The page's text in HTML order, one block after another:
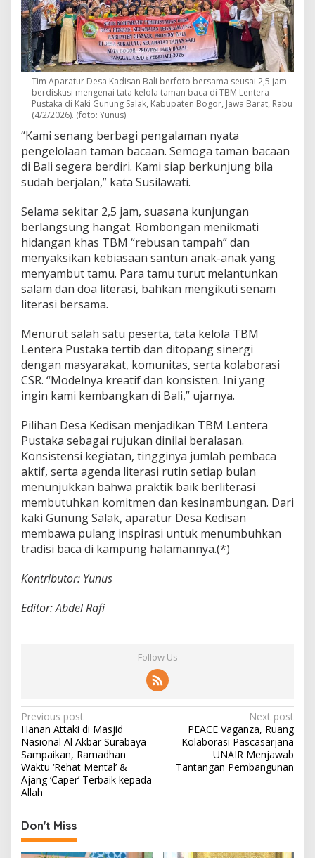
Tim Aparatur Desa Kadisan Bali berfoto bersama seusai 2,5 jam
berdiskusi mengenai tata kelola taman baca di TBM Lentera
Pustaka di Kaki Gunung Salak, Kabupaten Bogor, Jawa Barat, Rabu
(4/2/2026). (foto: Yunus)
“Kami senang berbagi pengalaman nyata
pengelolaan taman bacaan. Semoga taman bacaan
di Bali segera berdiri. Kami siap berkunjung bila
sudah berjalan,” kata Susilawati.
Selama sekitar 2,5 jam, suasana kunjungan
berlangsung hangat. Rombongan menikmati
hidangan khas TBM “rebusan tampah” dan
menyaksikan kebiasaan santun anak-anak yang
menyambut tamu. Para tamu turut melantunkan
salam dan doa literasi, bahkan mengikuti senam
literasi bersama.
Menurut salah satu peserta, tata kelola TBM
Lentera Pustaka tertib dan ditopang sinergi
dengan masyarakat, komunitas, serta kolaborasi
CSR. “Modelnya kreatif dan konsisten. Ini yang
ingin kami kembangkan di Bali,” ujarnya.
Pilihan Desa Kedisan menjadikan TBM Lentera
Pustaka sebagai rujukan dinilai beralasan.
Konsistensi kegiatan, tingginya jumlah pembaca
aktif, serta agenda literasi rutin setiap bulan
menunjukkan bahwa praktik baik berliterasi
membutuhkan komitmen dan kesinambungan. Dari
kaki Gunung Salak, aparatur Desa Kedisan
membawa pulang inspirasi untuk menumbuhkan
tradisi baca di kampung halamannya.(*)
Kontributor: Yunus
Editor: Abdel Rafi
Follow Us
P
o
s
t
n
a
v
Previous post
Hanan Attaki di Masjid
Nasional Al Akbar Surabaya
Sampaikan, Ramadhan
Waktu ‘Rehat Mental’ &
Ajang ‘Caper’ Terbaik kepada
Allah
Next post
PEACE Vaganza, Ruang
Kolaborasi Pascasarjana
UNAIR Menjawab
Tantangan Pembangunan
Don't Miss